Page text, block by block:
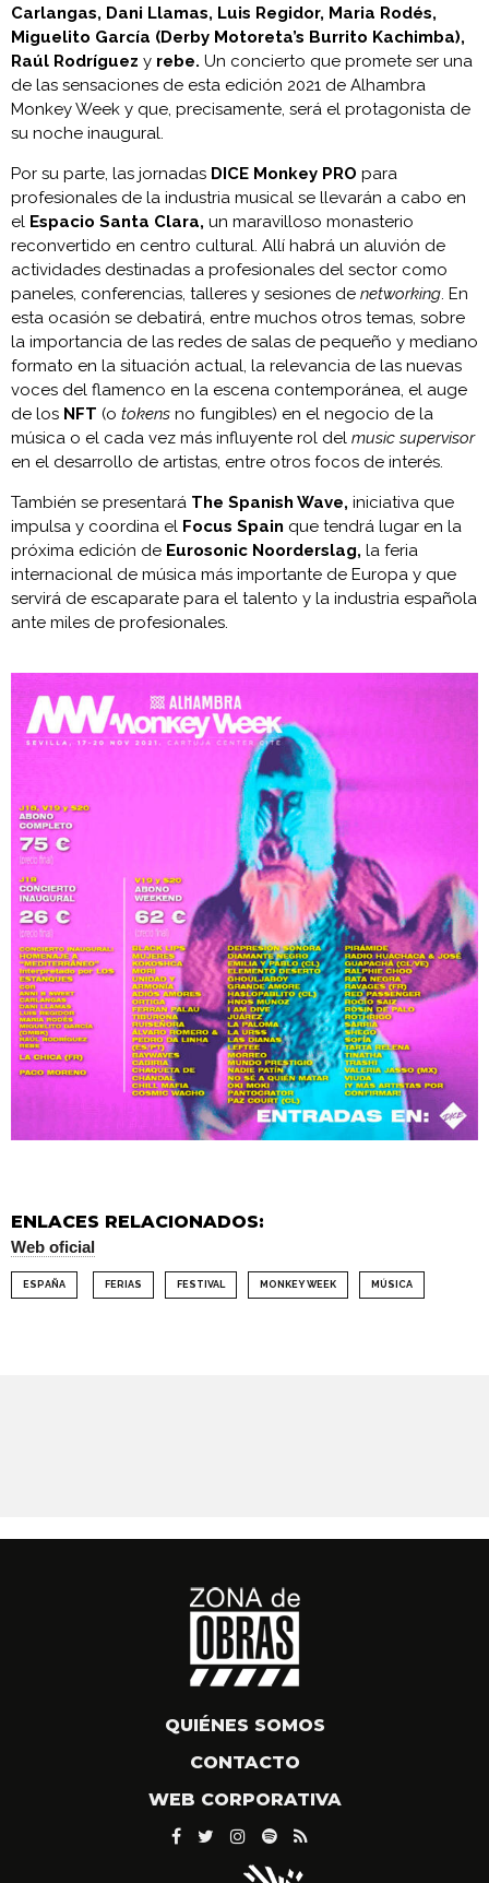
Carlangas, Dani Llamas, Luis Regidor, Maria Rodés,
Miguelito García (Derby Motoreta’s Burrito Kachimba),
Raúl Rodríguez y rebe. Un concierto que promete ser una
de las sensaciones de esta edición 2021 de Alhambra
Monkey Week y que, precisamente, será el protagonista de
su noche inaugural.
Por su parte, las jornadas DICE Monkey PRO para
profesionales de la industria musical se llevarán a cabo en
el Espacio Santa Clara, un maravilloso monasterio
reconvertido en centro cultural. Allí habrá un aluvión de
actividades destinadas a profesionales del sector como
paneles, conferencias, talleres y sesiones de networking. En
esta ocasión se debatirá, entre muchos otros temas, sobre
la importancia de las redes de salas de pequeño y mediano
formato en la situación actual, la relevancia de las nuevas
voces del flamenco en la escena contemporánea, el auge
de los NFT (o tokens no fungibles) en el negocio de la
música o el cada vez más influyente rol del music supervisor
en el desarrollo de artistas, entre otros focos de interés.
También se presentará The Spanish Wave, iniciativa que
impulsa y coordina el Focus Spain que tendrá lugar en la
próxima edición de Eurosonic Noorderslag, la feria
internacional de música más importante de Europa y que
servirá de escaparate para el talento y la industria española
ante miles de profesionales.
ENLACES RELACIONADOS:
Web oficial
ESPAÑA FERIAS FESTIVAL MONKEY WEEK MÚSICA
QUIÉNES SOMOS
CONTACTO
WEB CORPORATIVA